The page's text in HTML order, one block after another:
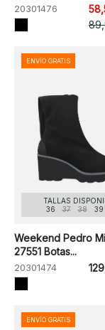
20301476
TALLAS
36
37 38 39
Weekend Pedro
27551 Botas...
20301474
ENVÍO GRATIS
ENVÍO GRATIS